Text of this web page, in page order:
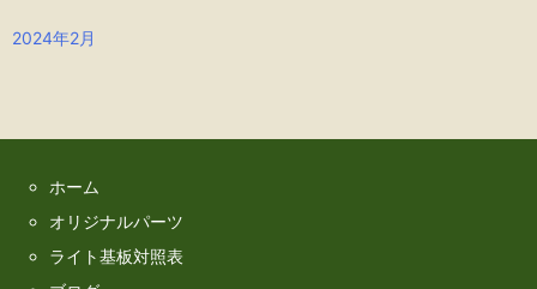
2024年2月
ホーム
オリジナルパーツ
ライト基板対照表